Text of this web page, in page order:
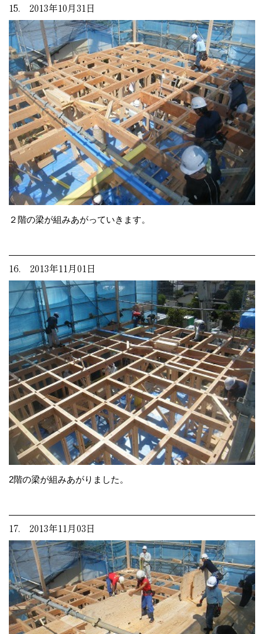
15. 2013年10月31日
２階の梁が組みあがっていきます。
16. 2013年11月01日
2階の梁が組みあがりました。
17. 2013年11月03日